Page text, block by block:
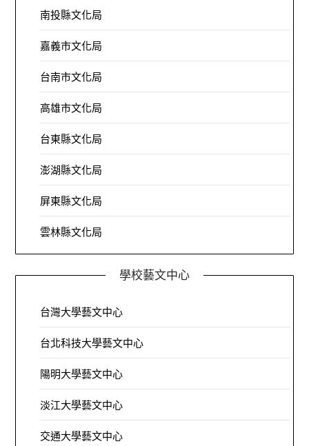
南投縣文化局
嘉義市文化局
台南市文化局
高雄市文化局
台東縣文化局
澎湖縣文化局
屏東縣文化局
雲林縣文化局
學校藝文中心
台灣大學藝文中心
台北科技大學藝文中心
陽明大學藝文中心
淡江大學藝文中心
交通大學藝文中心